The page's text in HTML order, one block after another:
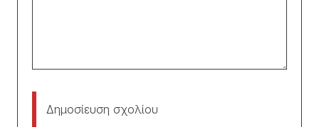
Δημοσίευση σχολίου